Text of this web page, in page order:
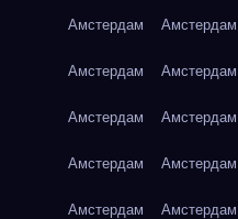
Амстердам Амстердам
Амстердам Амстердам
Амстердам Амстердам
Амстердам Амстердам
Амстердам Амстердам